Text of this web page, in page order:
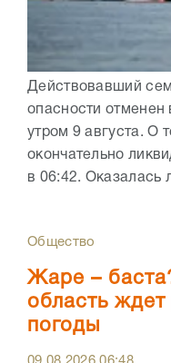
Действовавший
опасности отменен
утром 9 августа. О
окончательно
в 06:42. Оказалась
Общество
Жаре –
область
погоды